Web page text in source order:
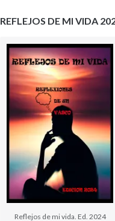
REFLEJOS DE MI VIDA
Reflejos de mi vida. Ed. 2024